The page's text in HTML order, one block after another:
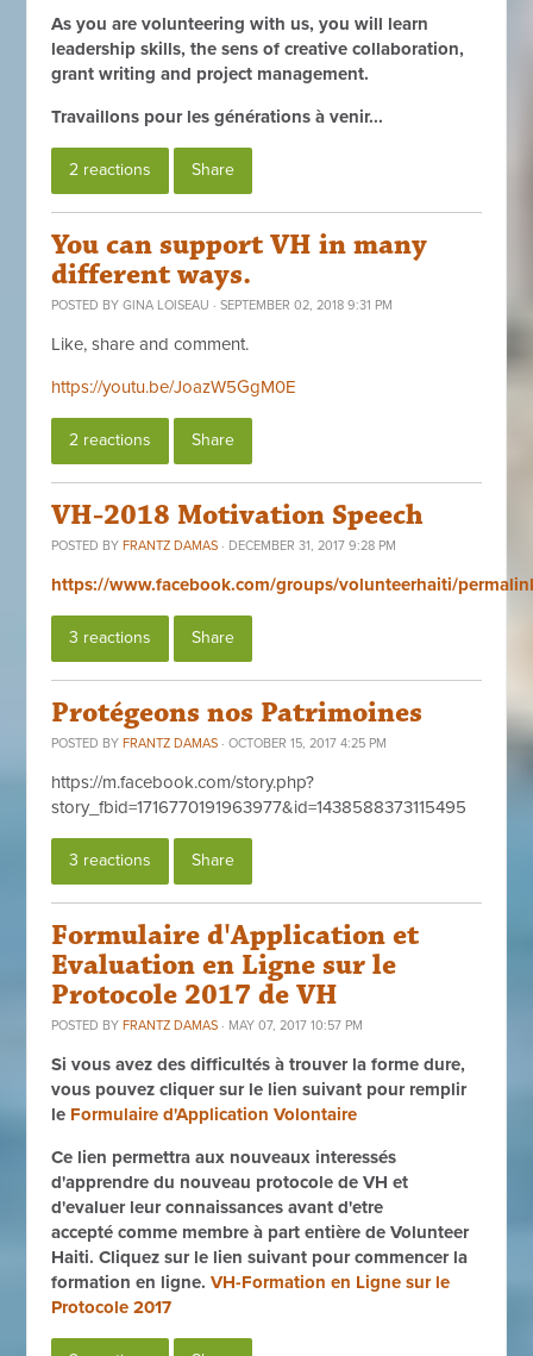
As you are volunteering with us, you will learn
leadership skills, the sens of creative collaboration,
grant writing and project management.
Travaillons pour les générations à venir...
2 reactions Share
You can support VH in many
different ways.
POSTED BYGINA LOISEAU · SEPTEMBER 02, 2018 9:31 PM
Like, share and comment.
https://youtu.be/JoazW5GgM0E
2 reactions Share
VH-2018 Motivation Speech
POSTED BYFRANTZ DAMAS · DECEMBER 31, 2017 9:28 PM
https://www.facebook.com/groups/volunteerhaiti/
3 reactions Share
Protégeons nos Patrimoines
POSTED BYFRANTZ DAMAS · OCTOBER 15, 2017 4:25 PM
https://m.facebook.com/story.php?
story_fbid=1716770191963977&id=1438588373115495
3 reactions Share
Formulaire d'Application et
Evaluation en Ligne sur le
Protocole 2017 de VH
POSTED BYFRANTZ DAMAS · MAY 07, 2017 10:57 PM
Si vous avez des difficultésà trouver la forme dure,
vous pouvez cliquer sur le lien suivant pour remplir
le Formulaire d'Application Volontaire
Ce lien permettra aux nouveaux interessés
d'apprendre du nouveau protocole de VH et
d'evaluer leur connaissances avant d'etre
accepté comme membre à part entière de Volunteer
Haiti. Cliquez sur le lien suivant pour commencer la
formation en ligne.VH-Formation en Ligne sur le
Protocole 2017